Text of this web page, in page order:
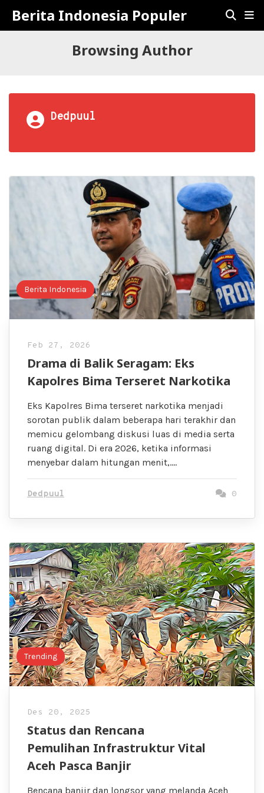
Berita Indonesia Populer
Browsing Author
Dedpuul
Berita Indonesia
Feb 27, 2026
Drama di Balik Seragam: Eks
Kapolres Bima Terseret Narkotika
Eks Kapolres Bima terseret narkotika menjadi
sorotan publik dalam beberapa hari terakhir dan
memicu gelombang diskusi luas di media serta
ruang digital. Di era 2026, ketika informasi
menyebar dalam hitungan menit,….
Dedpuul 0
Trending
Des 20, 2025
Status dan Rencana
Pemulihan Infrastruktur Vital
Aceh Pasca Banjir
Bencana banjir dan longsor yang melanda Aceh